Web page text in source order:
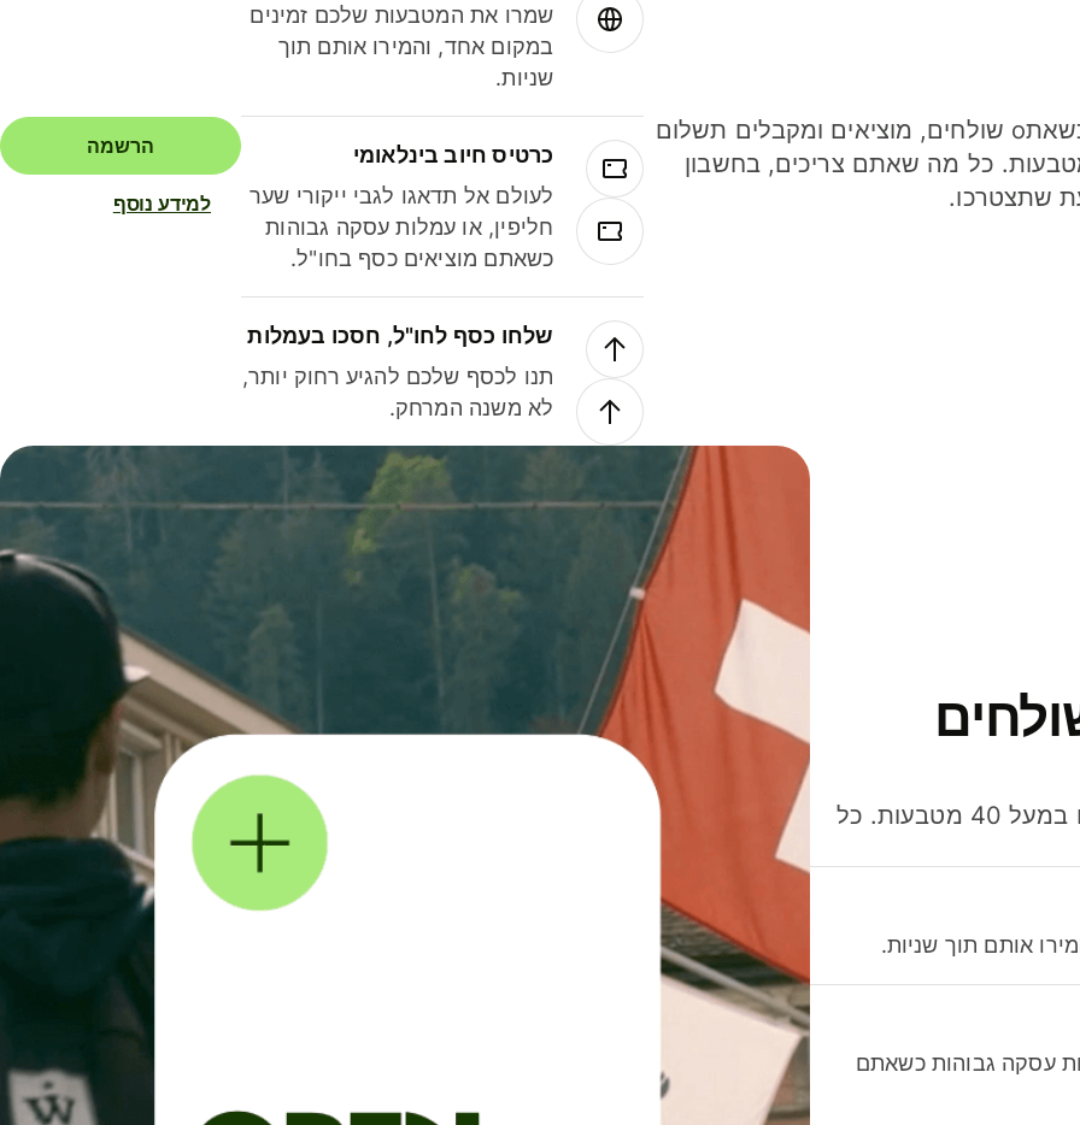
חסכו כסף כשאתo שולחים, מוציאים ומקבלים תשלום
40 מטבעות. כל מה שאתם צריכים, בחשבון
שתצטרכו.
שמרו את המטבעות שלכם זמינים
במקום אחד, והמירו אותם תוך
שניות.
כרטיס חיוב בינלאומי
לעולם אל תדאגו לגבי ייקורי שער
חליפין, או עמלות עסקה גבוהות
כשאתם מוציאים כסף בחו"ל.
שלחו כסף לחו"ל, חסכו בעמלות
תנו לכסף שלכם להגיע רחוק יותר,
לא משנה המרחק.
הרשמה
למידע נוסף
חסכו כסף כשאתo שולחים, מוציאים ומקבלים תשלום במעל 40 מטבעות. כל
אותם תוך שניות.
עסקה גבוהות כשאתם